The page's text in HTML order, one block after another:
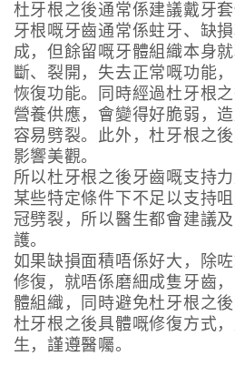
杜牙根之後通常係建議戴牙
牙根嘅牙齒通常係蛀牙、缺
成，但餘留嘅牙體組織本身
斷、裂開，失去正常嘅功能
恢復功能。同時經過杜牙根
營養供應，會變得好脆弱，
容易劈裂。此外，杜牙根之
影響美觀。
所以杜牙根之後牙齒嘅支持
某些特定條件下不足以支持
冠劈裂，所以醫生都會建議
護。
如果缺損面積唔係好大，除
修復，就唔係磨細成隻牙齒
體組織，同時避免杜牙根之後
杜牙根之後具體嘅修復方式
生，謹遵醫囑。